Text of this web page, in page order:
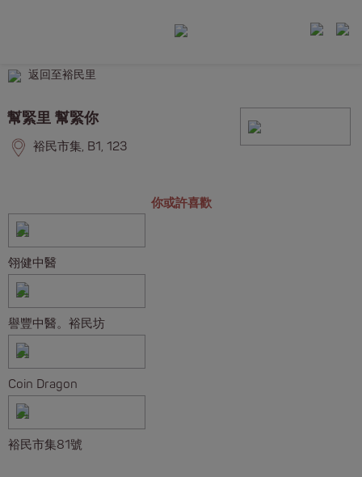
返回至裕民里
幫緊里 幫緊你
裕民市集, B1, 123
你或許喜歡
翎健中醫
譽豐中醫。裕民坊
Coin Dragon
裕民市集81號